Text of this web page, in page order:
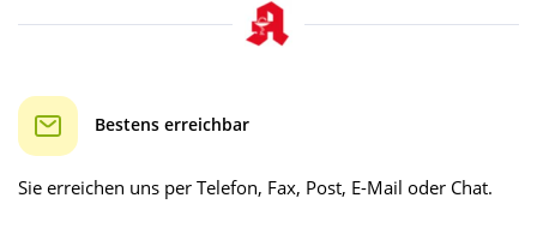
Bestens erreichbar
Sie erreichen uns per Telefon, Fax, Post, E-Mail oder Chat.